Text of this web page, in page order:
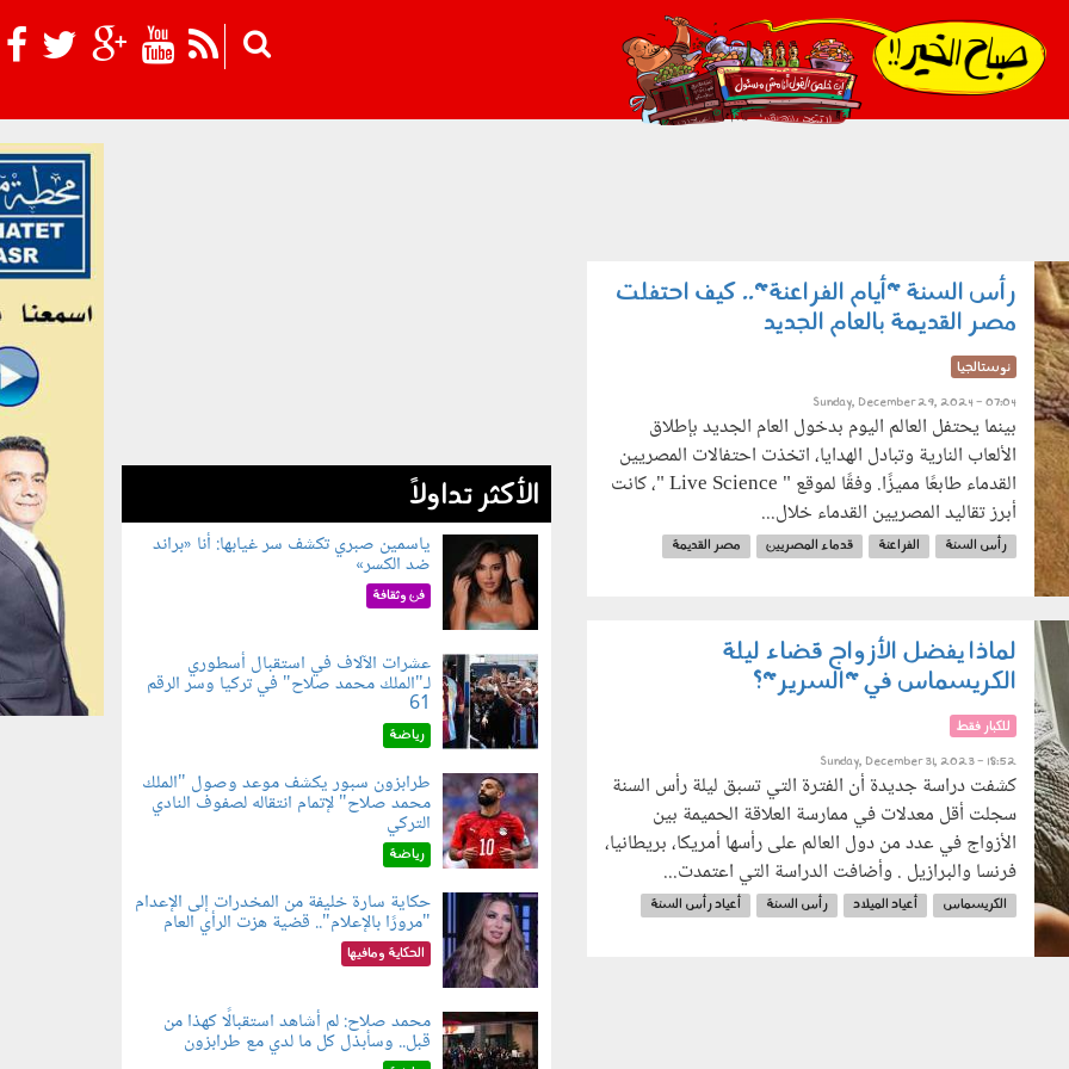
021_2.png
رأس السنة "أيام الفراعنة".. كيف احتفلت
مصر القديمة بالعام الجديد
نوستالجيا
Sunday, December 29, 2024 - 07:04
بينما يحتفل العالم اليوم بدخول العام الجديد بإطلاق
الألعاب النارية وتبادل الهدايا، اتخذت احتفالات المصريين
القدماء طابعًا مميزًا. وفقًا لموقع " Live Science "، كانت
أبرز تقاليد المصريين القدماء خلال...
رأس السنة الفراعنة قدماء المصريين مصر القديمة
لماذا يفضل الأزواج قضاء ليلة
الكريسماس في "السرير"؟
للكبار فقط
Sunday, December 31, 2023 - 18:52
كشفت دراسة جديدة أن الفترة التي تسبق ليلة رأس السنة
سجلت أقل معدلات في ممارسة العلاقة الحميمة بين
الأزواج في عدد من دول العالم على رأسها أمريكا، بريطانيا،
فرنسا والبرازيل . وأضافت الدراسة التي اعتمدت...
الكريسماس أعياد الميلاد رأس السنة
أعياد رأس السنة
الأكثر تداولاً
050802.jpg
ياسمين صبري تكشف سر غيابها: أنا «براند
ضد الكسر»
فن وثقافة
050803.jpg
عشرات الآلاف في استقبال أسطوري
لـ"الملك محمد صلاح" في تركيا وسر الرقم
61
رياضة
050801.jpg
طرابزون سبور يكشف موعد وصول "الملك
محمد صلاح" لإتمام انتقاله لصفوف النادي
التركي
رياضة
060801.jpeg
حكاية سارة خليفة من المخدرات إلى الإعدام
"مرورًا بالإعلام".. قضية هزت الرأي العام
الحكاية ومافيها
060802.jpg
محمد صلاح: لم أشاهد استقبالًا كهذا من
قبل.. وسأبذل كل ما لدي مع طرابزون